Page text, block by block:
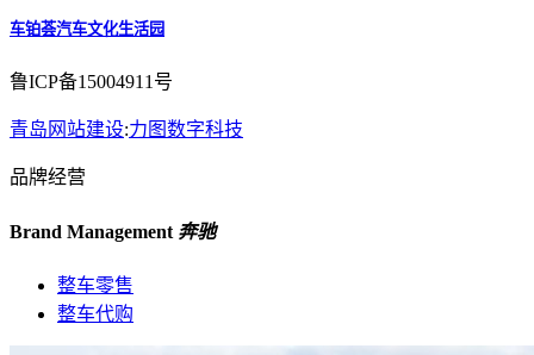
车铂荟汽车文化生活园
鲁ICP备15004911号
青岛网站建设:力图数字科技
品牌经营
Brand Management 奔驰
整车零售
整车代购